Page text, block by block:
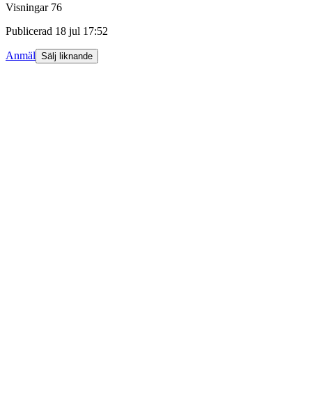
Visningar 76
Publicerad 18 jul 17:52
Anmäl Sälj liknande